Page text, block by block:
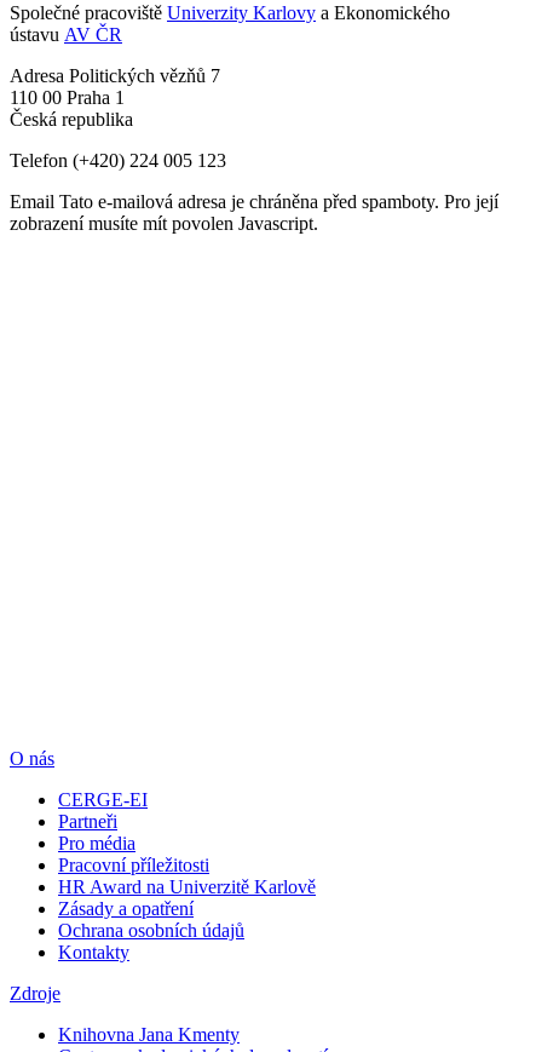
Společné pracoviště Univerzity Karlovy a Ekonomického
ústavu AV ČR
Adresa Politických vězňů 7
110 00 Praha 1
Česká republika
Telefon (+420) 224 005 123
Email Tato e-mailová adresa je chráněna před spamboty. Pro její
zobrazení musíte mít povolen Javascript.
O nás
CERGE-EI
Partneři
Pro média
Pracovní příležitosti
HR Award na Univerzitě Karlově
Zásady a opatření
Ochrana osobních údajů
Kontakty
Zdroje
Knihovna Jana Kmenty